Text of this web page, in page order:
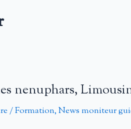
nenuphars,
/Formation, News moniteur